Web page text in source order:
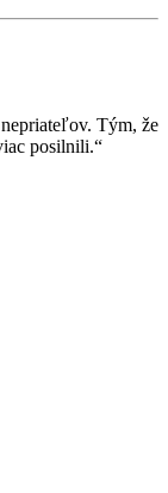
Tým, že
posilnili.